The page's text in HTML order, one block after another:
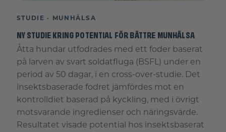
STUDIE · MUNHÄLSA
NY STUDIE KRING POTENTIAL FÖR BÄTTRE MUNHÄLSA
Åtta hundar utfodrades med ett foder baserat
på larven av svart soldatfluga (BSFL) under en
period av 50 dagar, i en cross-over-studie. Det
insektsbaserade fodret jämfördes mot en
kontrolldiet baserad på kyckling, med i övrigt
motsvarande ingredienser och näringsvärde.
Resultatet visade potential hos insektsbaserat